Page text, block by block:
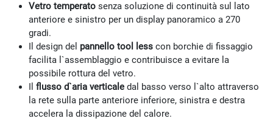
Vetro temperato senza soluzione di continuità sul lato
anteriore e sinistro per un display panoramico a 270
gradi.
Il design del pannello tool less con borchie di fissaggio
facilita l`assemblaggio e contribuisce a evitare la
possibile rottura del vetro.
Il flusso d`aria verticale dal basso verso l`alto attraverso
la rete sulla parte anteriore inferiore, sinistra e destra
accelera la dissipazione del calore.